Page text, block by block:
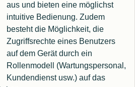
aus und bieten eine möglichst
intuitive Bedienung. Zudem
besteht die Möglichkeit, die
Zugriffsrechte eines Benutzers
auf dem Gerät durch ein
Rollenmodell (Wartungspersonal,
Kundendienst usw.) auf das